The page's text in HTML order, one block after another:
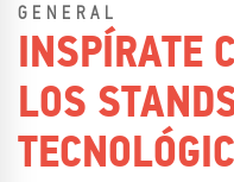
GENERAL
INSPÍRATE
LOS